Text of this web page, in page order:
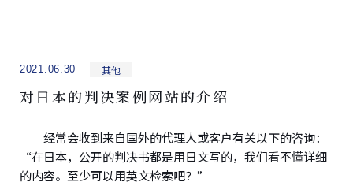
2021.06.30 其他
对日本的判决案例网站的介绍
经常会收到来自国外的代理人或客户有关以下的咨询：
“在日本，公开的判决书都是用日文写的，我们看不懂详细
的内容。至少可以用英文检索吧？”